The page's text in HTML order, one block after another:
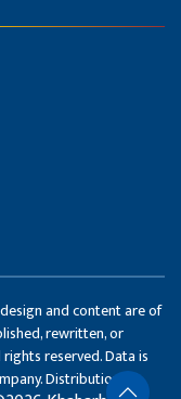
and content are of
rewritten, or
reserved. Data is
Distribution of